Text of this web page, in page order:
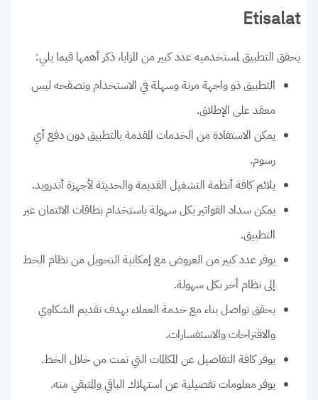
Etisalat
يحقق التطبيق لمستخدميه عدد كبير من المزايا، ذكر أهمها فيما يلي:
التطبيق ذو واجهة مرنة وسهلة في الاستخدام وتصفحه ليس
معقد على الإطلاق.
يمكن الاستفادة من الخدمات المقدمة بالتطبيق دون دفع أي
رسوم.
يلائم كافة أنظمة التشغيل القديمة والحديثة لأجهزة أندرويد.
يمكن سداد الفواتير بكل سهولة باستخدام بطاقات الائتمان عبر
التطبيق.
يوفر عدد كبير من العروض مع إمكانية التحويل من نظام الخط
إلى نظام أخر بكل سهولة.
يحقق تواصل بناء مع خدمة العملاء بهدف تقديم الشكاوي
والاقتراحات والاستفسارات.
يوفر كافة التفاصيل عن المكالمات التي تمت من خلال الخط.
يوفر معلومات تفصيلية عن استهلاك الباقي والمتبقي منه.